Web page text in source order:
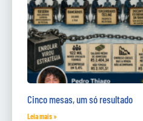
Cinco mesas, um só resultado
Leia mais »